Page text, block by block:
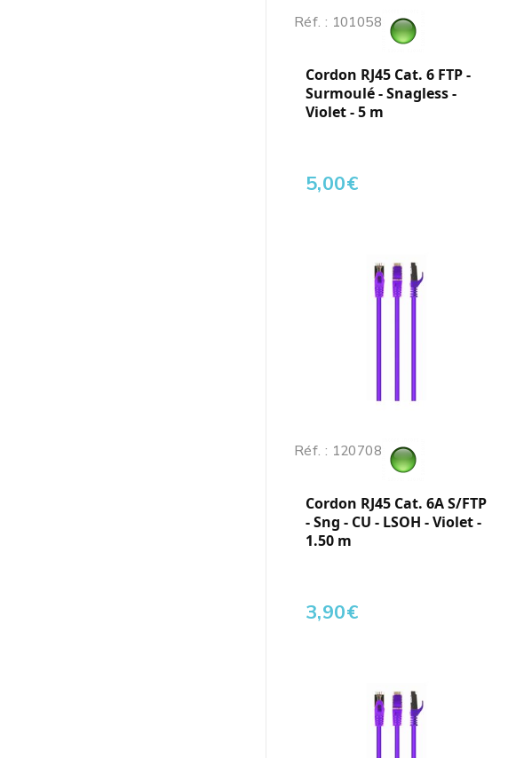
Réf. : 101058
Cordon RJ45 Cat. 6 FTP -
Surmoulé - Snagless -
Violet - 5 m
5,00€
Réf. : 120708
Cordon RJ45 Cat. 6A S/FTP
- Sng - CU - LSOH - Violet -
1.50 m
3,90€